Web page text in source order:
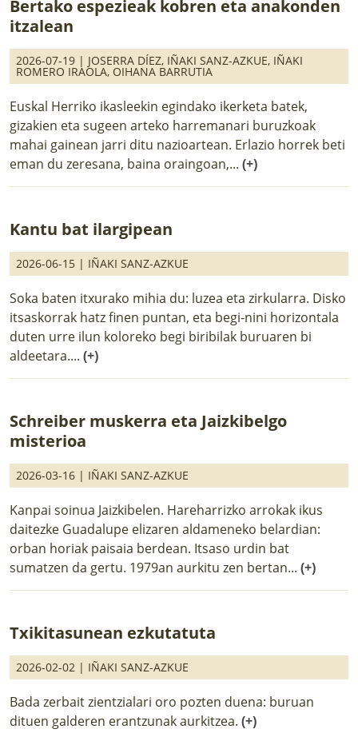
Bertako espezieak kobren eta anakonden
itzalean
2026-07-19 | JOSERRA DÍEZ, IÑAKI SANZ-AZKUE, IÑAKI
ROMERO IRAOLA, OIHANA BARRUTIA
Euskal Herriko ikasleekin egindako ikerketa batek,
gizakien eta sugeen arteko harremanari buruzkoak
mahai gainean jarri ditu nazioartean. Erlazio horrek beti
eman du zeresana, baina oraingoan,... (+)
Kantu bat ilargipean
2026-06-15 | IÑAKI SANZ-AZKUE
Soka baten itxurako mihia du: luzea eta zirkularra. Disko
itsaskorrak hatz finen puntan, eta begi-nini horizontala
duten urre ilun koloreko begi biribilak buruaren bi
aldeetara.... (+)
Schreiber muskerra eta Jaizkibelgo
misterioa
2026-03-16 | IÑAKI SANZ-AZKUE
Kanpai soinua Jaizkibelen. Hareharrizko arrokak ikus
daitezke Guadalupe elizaren aldameneko belardian:
orban horiak paisaia berdean. Itsaso urdin bat
sumatzen da gertu. 1979an aurkitu zen bertan... (+)
Txikitasunean ezkutatuta
2026-02-02 | IÑAKI SANZ-AZKUE
Bada zerbait zientzialari oro pozten duena: buruan
dituen galderen erantzunak aurkitzea. (+)